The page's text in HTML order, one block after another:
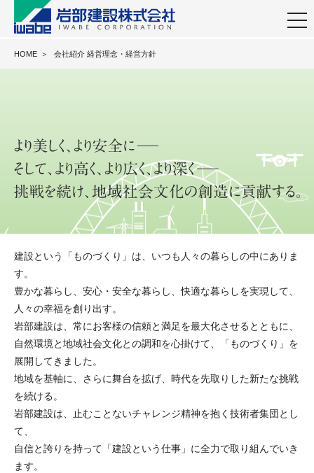
HOME ＞ 会社紹介 経営理念・経営方針
建設という「ものづくり」は、いつも人々の暮らしの中にありま
す。
豊かな暮らし、安心・安全な暮らし、快適な暮らしを実現して、
人々の幸福を創り出す。
岩部建設は、常にお客様の信頼と満足を最大化させるとともに、
自然環境と地域社会文化との調和を心掛けて、「ものづくり」を
展開してきました。
地域を基軸に、さらに舞台を拡げ、時代を先取りした新たな挑戦
を続ける。
岩部建設は、止むことないチャレンジ精神を抱く技術者集団とし
て、
自信と誇りを持って「建設という仕事」に全力で取り組んでいき
ます。